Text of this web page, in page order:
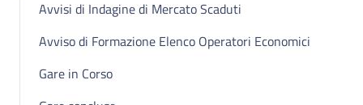
Avvisi di Indagine di Mercato Scaduti
Avviso di Formazione Elenco Operatori Economici
Gare in Corso